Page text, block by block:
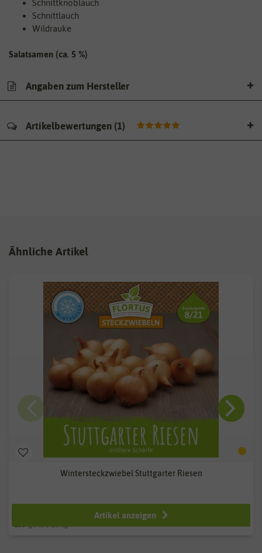
Schnittknoblauch
Schnittlauch
Wildrauke
Salatsamen (ca. 5 %)
Angaben zum Hersteller
Artikelbewertungen (1)
Ähnliche Artikel
Wintersteckzwiebel Stuttgarter Riesen
250g | 9,96 € / kg
Artikel anzeigen